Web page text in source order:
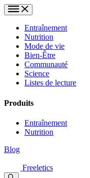
Entraînement
Nutrition
Mode de vie
Bien-Être
Communauté
Science
Listes de lecture
Produits
Entraînement
Nutrition
Blog
Freeletics